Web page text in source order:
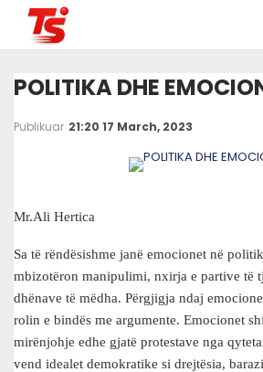
POLITIKA DHE
Publikuar 21:20 17 March, 2023
Mr.Ali Hertica
Sa të rëndësishme janë emocionet në
mbizotëron manipulimi, nxirja e partive të
dhënave të mëdha. Përgjigja ndaj
rolin e bindës me argumente. Emocionet
mirënjohje edhe gjatë protestave nga
vend idealet demokratike si drejtësia,